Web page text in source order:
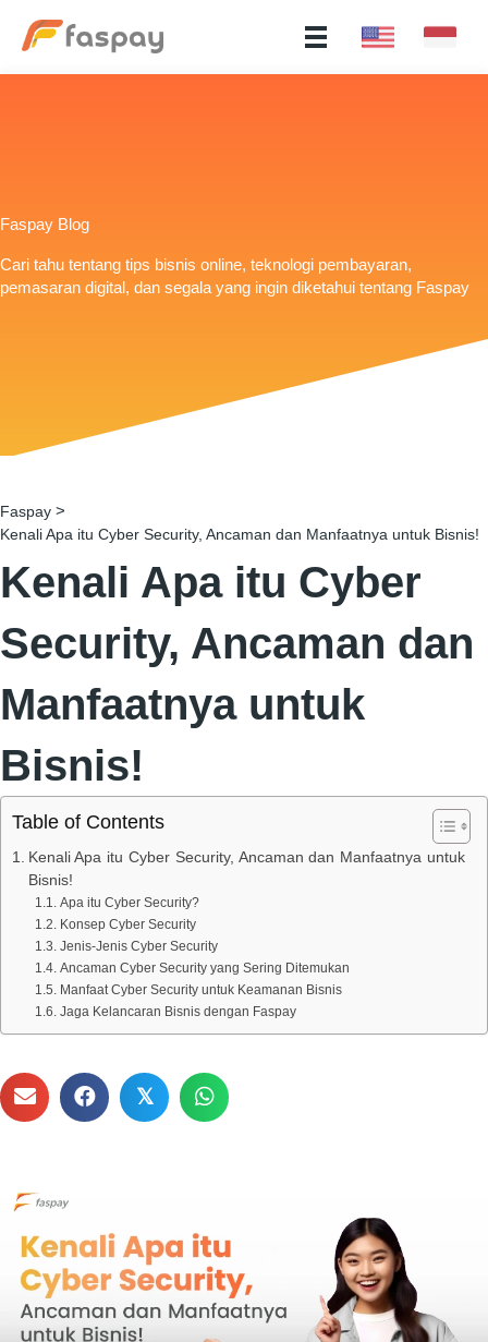
Faspay Blog
Cari tahu tentang tips bisnis online, teknologi pembayaran,
pemasaran digital, dan segala yang ingin diketahui tentang Faspay
Faspay >
Kenali Apa itu Cyber Security, Ancaman dan Manfaatnya untuk Bisnis!
Kenali Apa itu Cyber
Security, Ancaman dan
Manfaatnya untuk
Bisnis!
Table of Contents
Kenali Apa itu Cyber Security, Ancaman dan Manfaatnya untuk
Bisnis!
Apa itu Cyber Security?
Konsep Cyber Security
Jenis-Jenis Cyber Security
Ancaman Cyber Security yang Sering Ditemukan
Manfaat Cyber Security untuk Keamanan Bisnis
Jaga Kelancaran Bisnis dengan Faspay
𝕏